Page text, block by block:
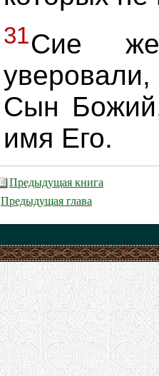
31Сие
Сын
имя Его.
Предыдущая книга
Предыдущая глава